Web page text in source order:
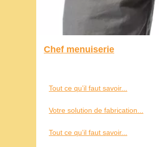
Chef menuiserie
Tout ce qu’il faut savoir...
Votre solution de fabrication...
Tout ce qu’il faut savoir...